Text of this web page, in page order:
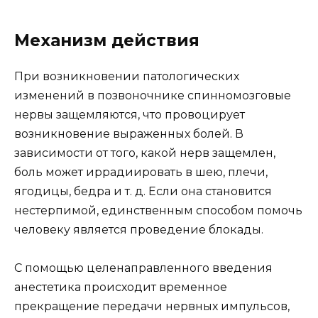
Механизм действия
При возникновении патологических
изменений в позвоночнике спинномозговые
нервы защемляются, что провоцирует
возникновение выраженных болей. В
зависимости от того, какой нерв защемлен,
боль может иррадиировать в шею, плечи,
ягодицы, бедра и т. д. Если она становится
нестерпимой, единственным способом помочь
человеку является проведение блокады.
С помощью целенаправленного введения
анестетика происходит временное
прекращение передачи нервных импульсов,